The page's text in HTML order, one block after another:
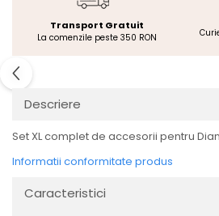
Transport Gratuit
La comenzile peste 350 RON
Descriere
Set XL complet de accesorii pentru
Informatii conformitate produs
Caracteristici